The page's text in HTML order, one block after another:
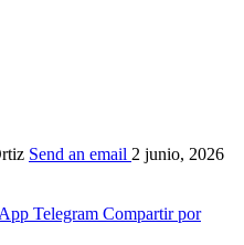
Send an email 2 junio, 2026
Telegram Compartir por